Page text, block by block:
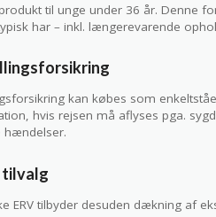
til unge under 36 år. Denne
har – inkl. længerevarende
kan købes som
hvis rejsen må aflyses pga.
hændelser.
ERV tilbyder desuden dækning af